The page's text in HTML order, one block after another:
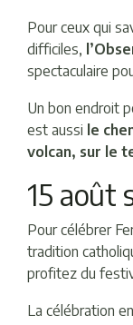
Pour ceux qui
difficiles,
spectaculaire
Un bon endroit
est aussi le
volcan, sur le
15 août
Pour célébrer
tradition
profitez du
La célébration